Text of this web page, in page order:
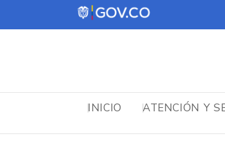
INICIO ATENCIÓN Y